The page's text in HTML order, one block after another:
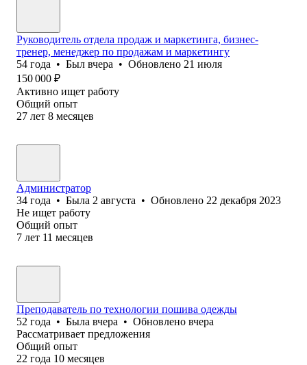
Руководитель отдела продаж и маркетинга, бизнес-
тренер, менеджер по продажам и маркетингу
54 года • Был вчера • Обновлено 21 июля
150 000 ₽
Активно ищет работу
Общий опыт
27 лет 8 месяцев
Администратор
34 года • Была 2 августа • Обновлено 22 декабря 2023
Не ищет работу
Общий опыт
7 лет 11 месяцев
Преподаватель по технологии пошива одежды
52 года • Была вчера • Обновлено вчера
Рассматривает предложения
Общий опыт
22 года 10 месяцев